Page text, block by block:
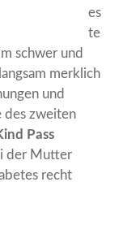
es
te
schwer und
merklich
und
des zweiten
Pass
der Mutter
recht